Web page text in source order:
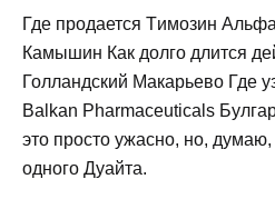
Где продается Tимозин
Камышин Как долго длится
Голландский Макарьево Где
Balkan Pharmaceuticals
это просто ужасно, но,
одного Дуайта.